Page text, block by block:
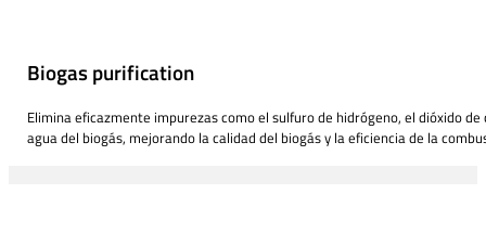
Biogas purification
Elimina eficazmente impurezas como el sulfuro de hidrógeno, el dióxido de
agua del biogás, mejorando la calidad del biogás y la eficiencia de la